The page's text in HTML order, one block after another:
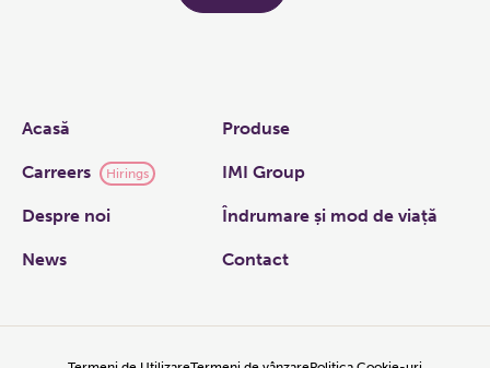
Links
Acasă Produse
Carreers Hirings IMI Group
Despre noi Îndrumare și mod de viață
News Contact